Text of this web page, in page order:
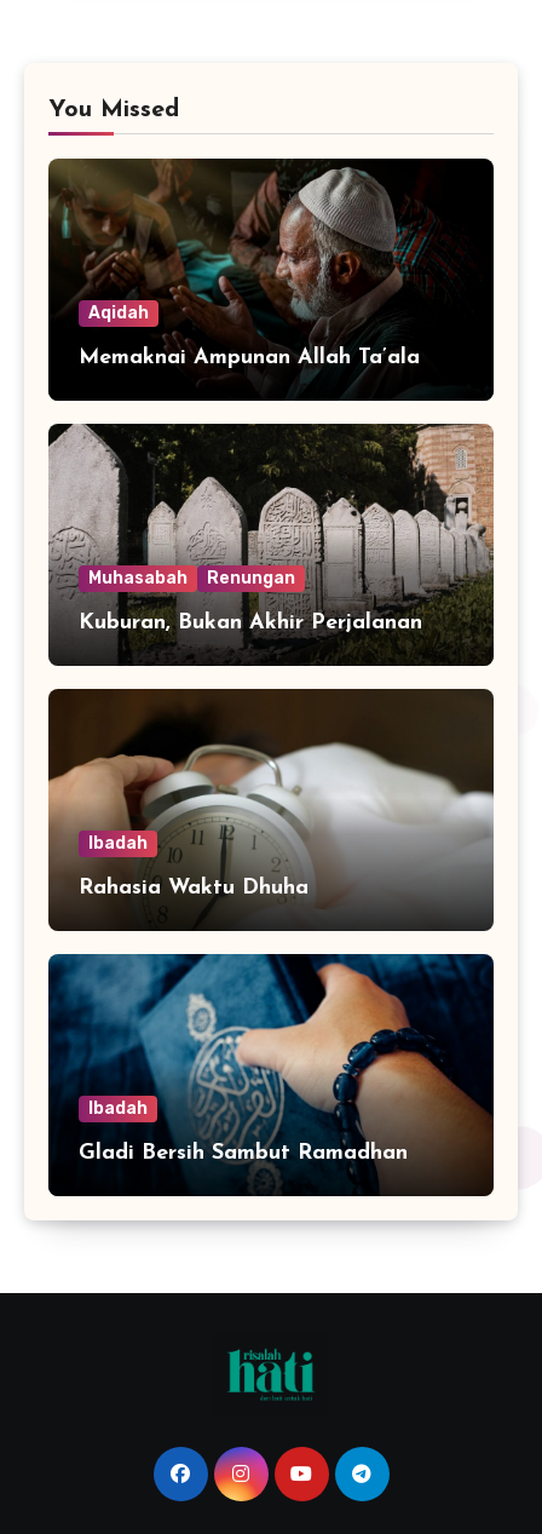
You Missed
Aqidah
Memaknai Ampunan Allah Ta’ala
Muhasabah Renungan
Kuburan, Bukan Akhir Perjalanan
Ibadah
Rahasia Waktu Dhuha
Ibadah
Gladi Bersih Sambut Ramadhan